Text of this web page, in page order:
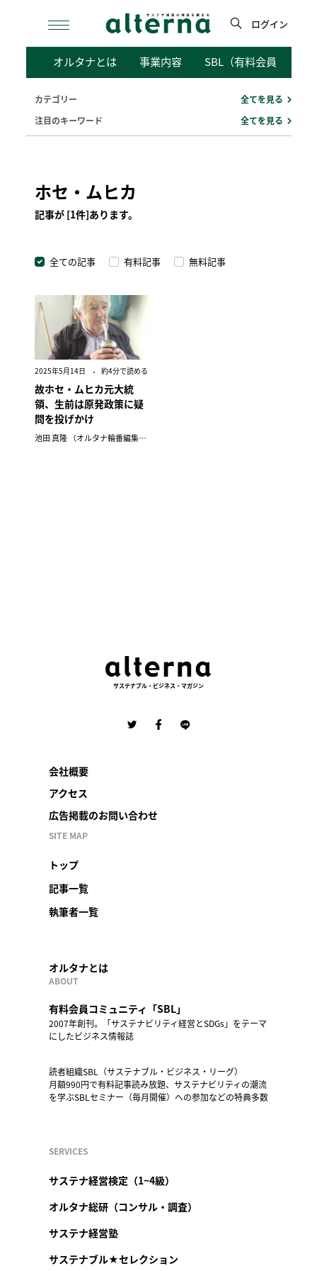
検
ログイン
オルタナとは 事業内容 SBL（有料会員向けサ
カテゴリー
全てを見る
注目のキーワード
全てを見る
ホセ・ムヒカ
記事が [1件]あります。
全ての記事 有料記事 無料記事
2025年5月14日 約4分で読める
故ホセ・ムヒカ元大統
領、生前は原発政策に疑
問を投げかけ
池田 真隆 （オルタナ輪番編集長）
サステナブル・ビジネス・マガジン
会社概要
アクセス
広告掲載のお問い合わせ
SITE MAP
トップ
記事一覧
執筆者一覧
オルタナとは
ABOUT
有料会員コミュニティ「SBL」
2007年創刊。「サステナビリティ経営とSDGs」をテーマ
にしたビジネス情報誌
読者組織SBL（サステナブル・ビジネス・リーグ）
月額990円で有料記事読み放題、サステナビリティの潮流
を学ぶSBLセミナー（毎月開催）への参加などの特典多数
SERVICES
サステナ経営検定（1~4級）
オルタナ総研（コンサル・調査）
サステナ経営塾
サステナブル★セレクション